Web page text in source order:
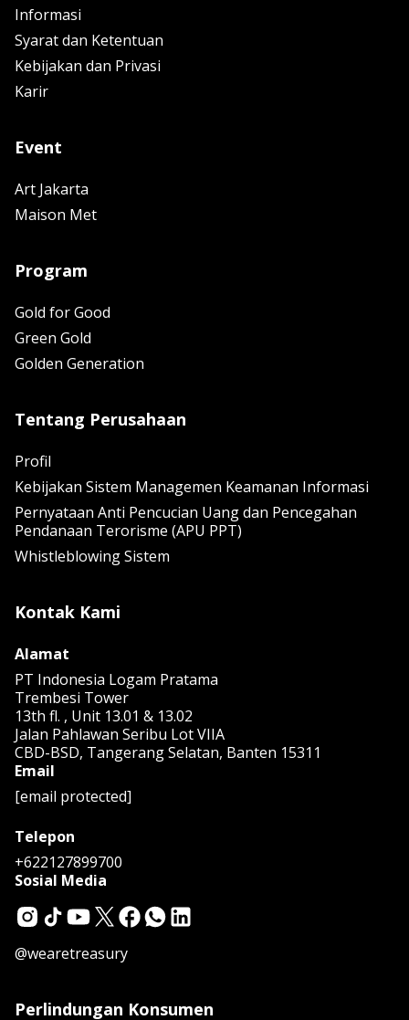
Informasi
Syarat dan Ketentuan
Kebijakan dan Privasi
Karir
Event
Art Jakarta
Maison Met
Program
Gold for Good
Green Gold
Golden Generation
Tentang Perusahaan
Profil
Kebijakan Sistem Managemen Keamanan Informasi
Pernyataan Anti Pencucian Uang dan Pencegahan
Pendanaan Terorisme (APU PPT)
Whistleblowing Sistem
Kontak Kami
Alamat
PT Indonesia Logam Pratama
Trembesi Tower
13th fl. , Unit 13.01 & 13.02
Jalan Pahlawan Seribu Lot VIIA
CBD-BSD, Tangerang Selatan, Banten 15311
Email
[email protected]
Telepon
+622127899700
Sosial Media
@wearetreasury
Perlindungan Konsumen